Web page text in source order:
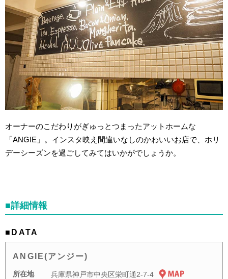
オーナーのこだわりがぎゅっとつまったアットホームな
「ANGIE」。インスタ映え間違いなしのかわいいお店で、ホリ
デーシーズンを過ごしてみてはいかがでしょうか。
■詳細情報
■DATA
ANGIE(アンジー)
所在地 兵庫県神戸市中央区栄町通2-7-4